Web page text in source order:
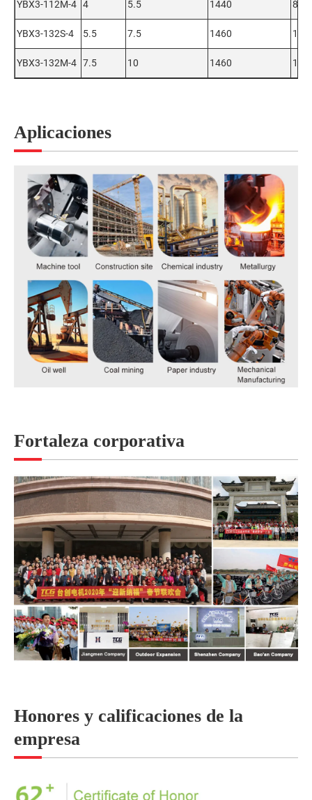
YBX3-112M-4 4 5.5 1440 8.56
YBX3-132S-4 5.5 7.5 1460 11.6
YBX3-132M-4 7.5 10 1460 15.3
Aplicaciones
Fortaleza corporativa
Honores y calificaciones de la
empresa